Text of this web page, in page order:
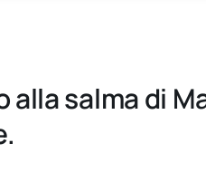
salma di